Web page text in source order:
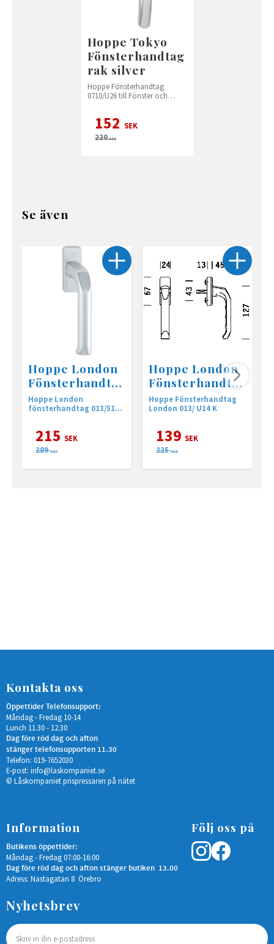
Hoppe Tokyo
Fönsterhandtag
rak silver
Hoppe Fönsterhandtag
0710/U26 till Fönster och
152 SEK
220SEK
Se även
Hoppe London
Fönsterhandta
g Utsida silver
Hoppe London
fönsterhandtag 013/51N
215 SEK
289 SEK
Hoppe London
Fönsterhandta
g silver
Hoppe Fönsterhandtag
London 013/ U14 K
139 SEK
225 SEK
Kontakta oss
Öppettider Telefonsupport:
Måndag - Fredag 10-14
Lunch 11.30 - 12.30
Dag före röd dag och afton
stänger telefonsupporten 11.30
Telefon: 019-7652030
E-post: info@laskompaniet.se
© Låskompaniet prispressaren på nätet
Information
Butikens öppettider:
Måndag - Fredag 07:00-16:00
Dag före röd dag och afton stänger butiken 13.00
Adress: Nastagatan 8 Örebro
Följ oss på
Nyhetsbrev